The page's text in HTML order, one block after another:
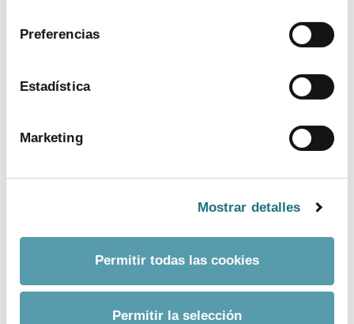
Preferencias
Estadística
Marketing
Mostrar detalles
Permitir todas las cookies
Permitir la selección
ver más
BANCO DE IMÁGENES